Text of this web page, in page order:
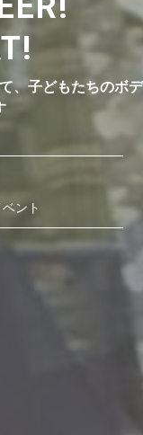
、子どもたちのボデ
ント